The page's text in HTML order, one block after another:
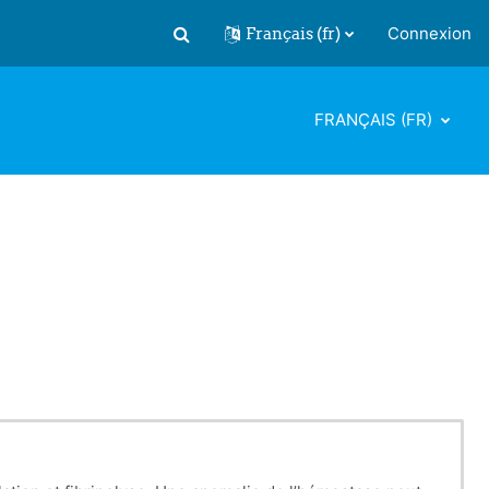
Activer/désactiver la saisie de
Français ‎(fr)‎ Connexion
FRANÇAIS ‎(FR)‎